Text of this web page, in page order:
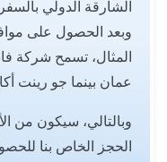
الشارقة الدولي
وبعد الحصول على
المثال، تسمح شركة
عمان بينما جو رينت
وبالتالي، سيكون من
الحجز الخاص بنا